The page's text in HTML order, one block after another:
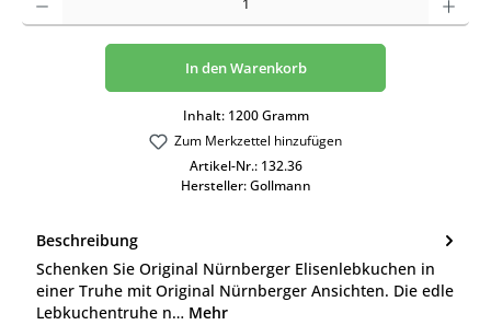
Inhalt: 1200 Gramm
In den Warenkorb
Zum Merkzettel hinzufügen
Artikel-Nr.: 132.36
Hersteller:Gollmann
Beschreibung
Schenken Sie Original Nürnberger Elisenlebkuchen in
einer Truhe mit Original Nürnberger Ansichten. Die edle
Lebkuchentruhe n… Mehr